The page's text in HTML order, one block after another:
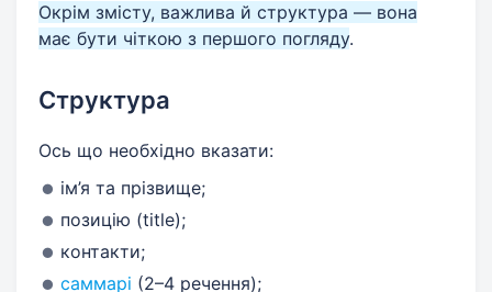
Окрім змісту, важлива й структура — вона
має бути чіткою з першого погляду.
Структура
Ось що необхідно вказати:
ім’я та прізвище;
позицію (title);
контакти;
саммарі (2–4 речення);